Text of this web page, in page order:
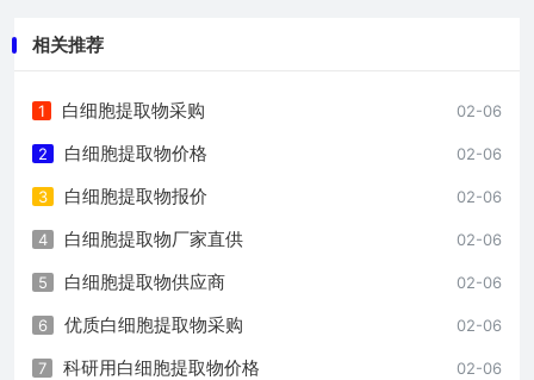
相关推荐
02-06
1 白细胞提取物采购
02-06
2 白细胞提取物价格
02-06
3 白细胞提取物报价
02-06
4 白细胞提取物厂家直供
02-06
5 白细胞提取物供应商
02-06
6 优质白细胞提取物采购
02-06
7 科研用白细胞提取物价格